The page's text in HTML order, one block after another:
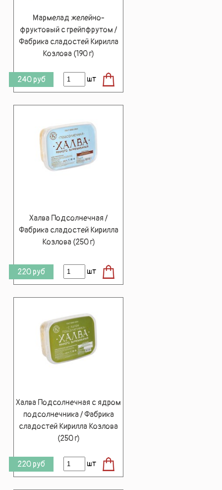
Мармелад желейно-
фруктовый с грейпфрутом /
Фабрика сладостей Кирилла
Козлова (190 г)
240 руб шт
Халва Подсолнечная /
Фабрика сладостей Кирилла
Козлова (250 г)
220 руб шт
Халва Подсолнечная с ядром
подсолнечника / Фабрика
сладостей Кирилла Козлова
(250 г)
220 руб шт